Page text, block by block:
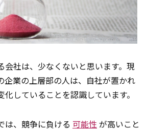
会社は、少なくないと思います。現
企業の上層部の人は、自社が置かれ
化していることを認識しています。
は、競争に負ける 可能性が高いこと